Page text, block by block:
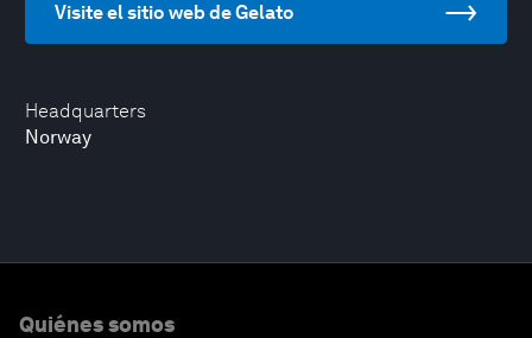
Headquarters
Norway
Visite el sitio web de Gelato
Quiénes somos